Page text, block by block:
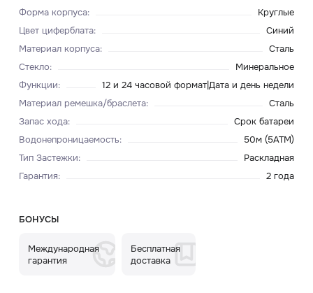
Форма корпуса:
Круглые
Цвет циферблата:
Синий
Материал корпуса:
Сталь
Стекло:
Минеральное
Функции:
12 и 24 часовой формат|Дата и день недели
Материал ремешка/браслета:
Сталь
Запас хода:
Срок батареи
Водонепроницаемость:
50м (5ATM)
Тип Застежки:
Раскладная
Гарантия: 2 года
БОНУСЫ
Международная
гарантия
Бесплатная
доставка